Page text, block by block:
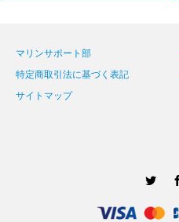
マリンサポート部
特定商取引法に基づく表記
サイトマップ